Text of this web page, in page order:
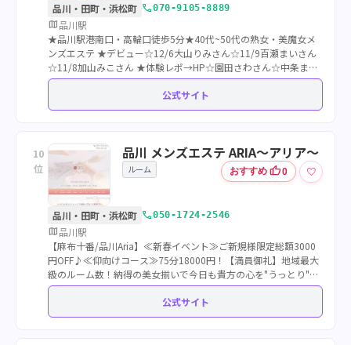
品川・田町・浜松町 call070-9105-8889
map品川駅
★品川駅港南口・高輪口徒歩5分★40代~50代の熟女・美魔女メ
ンズエステ ★デビュー☆12/6大山りみさん☆11/9百瀬まいさん
☆11/8加山みこさん ★体験レポ→HP☆園田さわさん☆中条まこ
さん☆加藤さえさん☆緒咲りおさん☆広瀬りささん
公式サイト
10
位
品川 メンズエステ ARIA～アリア～
ルーム おすすめ thumb_up0 ♡
品川・田町・浜松町 call050-1724-2546
map品川駅
【麻布十番/品川Aria】≪新春イベント≫ご新規様限定総額3000
円OFF♪≪仰向けコース≫75分18000円！【満員御礼】地域最大
級のルーム数！納得の美女揃いで今日も貴方の心を"うっとり"さ
せます♪肌の温もり溢れるワンランク上の極液体験を☆彡
公式サイト